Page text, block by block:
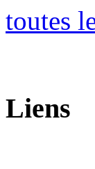
toutes
Liens